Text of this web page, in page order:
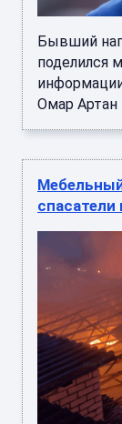
Бывший
поделился
Омар Артан
спасатели